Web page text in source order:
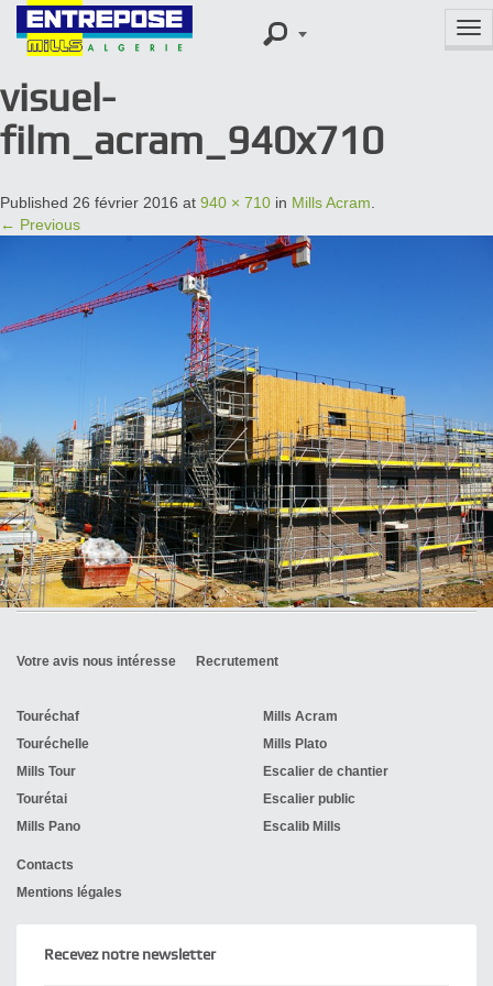
visuel-
film_acram_940x710
Published 26 février 2016 at 940 × 710 in Mills Acram
← Previous
Votre avis nous intéresse Recrutement
Touréchaf
Touréchelle
Mills Tour
Tourétai
Mills Pano
Mills Acram
Mills Plato
Escalier de chantier
Escalier public
Escalib Mills
Contacts
Mentions légales
Recevez notre newsletter